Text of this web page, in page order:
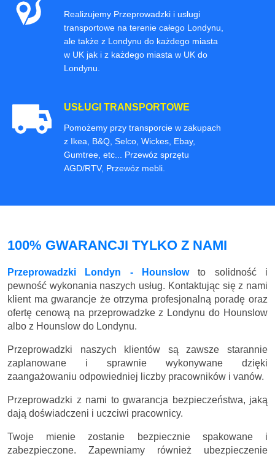
Realizujemy Przeprowadzki i usługi
transportowe na terenie całego Londynu,
ale także z Londynu do każdego miasta
w UK jak i z każdego miasta w UK do
Londynu.
USŁUGI TRANSPORTOWE
Pomożemy przy transporcie w zakupach
z Ikea, B&Q, Selco, Wickes, Ebay,
Gumtree, etc... Przewóz sprzętu
AGD/RTV, Przewóz mebli.
100% GWARANCJI TYLKO Z NAMI
Przeprowadzki Londyn - Hounslowto solidność i
pewność wykonania naszych usług. Kontaktując się z nami
klient ma gwarancje że otrzyma profesjonalną poradę oraz
ofertę cenową na przeprowadzke z Londynu do Hounslow
albo z Hounslow do Londynu.
Przeprowadzki naszych klientów są zawsze starannie
zaplanowane i sprawnie wykonywane dzięki
zaangażowaniu odpowiedniej liczby pracowników i vanów.
Przeprowadzki z nami to gwarancja bezpieczeństwa, jaką
dają doświadczeni i uczciwi pracownicy.
Twoje mienie zostanie bezpiecznie spakowane i
zabezpieczone. Zapewniamy również ubezpieczenie